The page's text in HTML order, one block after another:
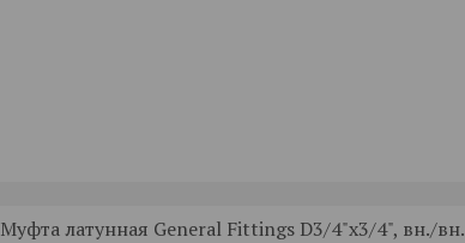
Муфта латунная General Fittings D3/4"x3/4", вн./вн.